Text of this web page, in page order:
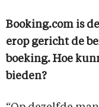
Booking.com is
erop gericht de
boeking. Hoe
bieden?